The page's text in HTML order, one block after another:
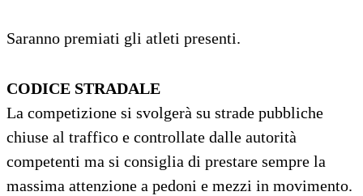
Saranno premiati gli atleti presenti.
CODICE STRADALE
La competizione si svolgerà su strade pubbliche
chiuse al traffico e controllate dalle autorità
competenti ma si consiglia di prestare sempre la
massima attenzione a pedoni e mezzi in movimento.